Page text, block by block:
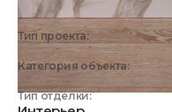
Тип проекта:
Реализованный объект
Категория объекта:
Жилые объекты
Тип отделки: